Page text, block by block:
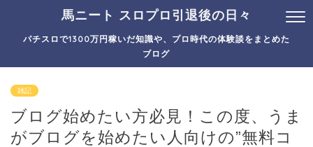
馬ニート スロプロ引退後の日々
パチスロで1300万円稼いだ知識や、プロ時代の体験談をまとめた
ブログ
雑記
ブログ始めたい方必見！この度、うま
がブログを始めたい人向けの”無料コ